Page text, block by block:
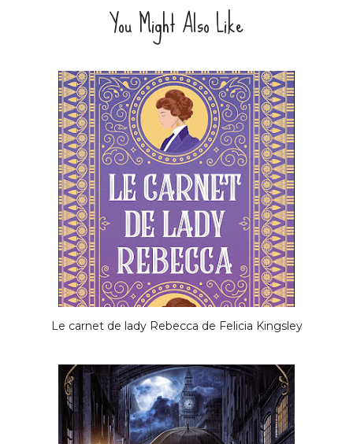
You Might Also Like
Le carnet de lady Rebecca de Felicia Kingsley